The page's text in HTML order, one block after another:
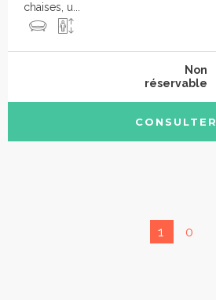
chaises, u...
Non
réservable
CONSULTER
1 0